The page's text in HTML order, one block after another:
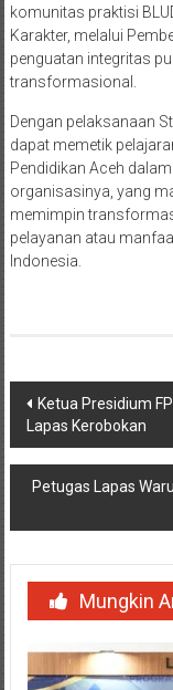
komunitas praktisi
Karakter, melalui
penguatan integritas
transformasional.
Dengan pelaksanaan
dapat memetik
Pendidikan Aceh
organisasinya, yang
memimpin
pelayanan atau
Indonesia.
Navigasi
pos
Ketua Presidium
Lapas Kerobokan
Petugas Lapas
Mungkin